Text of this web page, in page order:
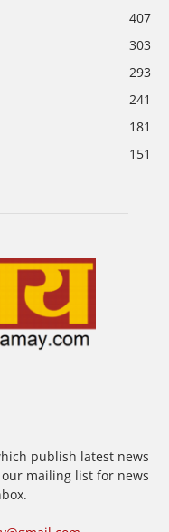
407
303
293
241
181
151
publish latest news
mailing list for news